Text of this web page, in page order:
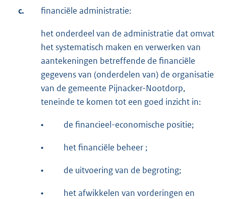
c. financiële administratie:
het onderdeel van de administratie dat omvat
het systematisch maken en verwerken van
aantekeningen betreffende de financiële
gegevens van (onderdelen van) de organisatie
van de gemeente Pijnacker-Nootdorp,
teneinde te komen tot een goed inzicht in:
• de financieel-economische positie;
• het financiële beheer ;
• de uitvoering van de begroting;
•
het afwikkelen van vorderingen en